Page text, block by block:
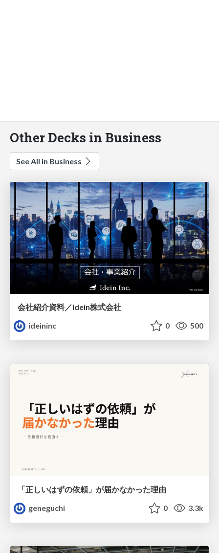
Other Decks in Business
See All in Business
会社紹介資料／Idein株式会社
ideininc
0 500
「正しいはずの依頼」が届かなかった理由
geneguchi
0 3.3k